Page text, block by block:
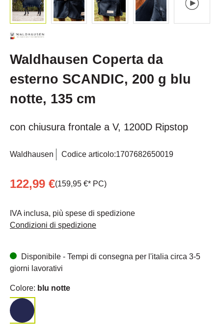
Waldhausen Coperta da
esterno SCANDIC, 200 g blu
notte, 135 cm
con chiusura frontale a V, 1200D Ripstop
Waldhausen Codice articolo:1707682650019
122,99 €(159,95 €* PC)
IVA inclusa, più spese di spedizione
Condizioni di spedizione
Disponibile - Tempi di consegna per l'italia circa 3-5
giorni lavorativi
Colore: blu notte